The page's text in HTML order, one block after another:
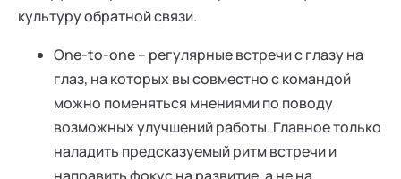
культуру обратной связи.
One-to-one – регулярные встречи с глазу на
глаз, на которых вы совместно с командой
можно поменяться мнениями по поводу
возможных улучшений работы. Главное только
наладить предсказуемый ритм встречи и